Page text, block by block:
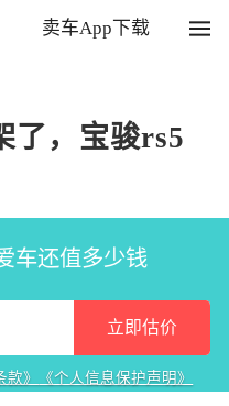
卖车App下载
了，宝骏rs5
车还值多少钱
款》 《个人信息保护声明》
立即估价